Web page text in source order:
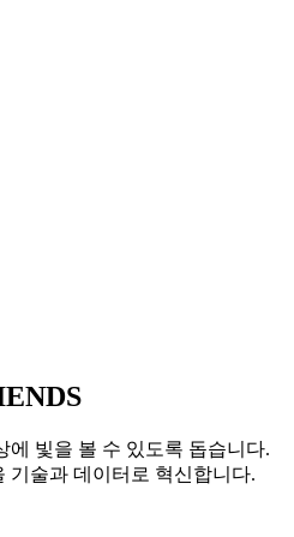
에 빛을 볼 수 있도록 돕습니다.
기술과 데이터로 혁신합니다.